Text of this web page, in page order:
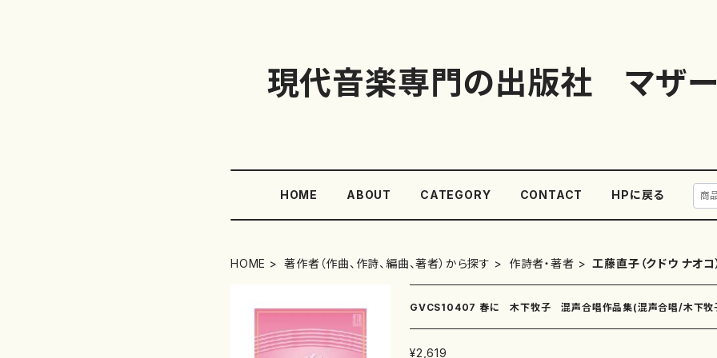
現代音楽専門の出版社 マザ
HOME ABOUT CATEGORY CONTACT HPに戻る
HOME 著作者（作曲、作詩、編曲、著者）から探す 作詩者・著者 工藤直子（クドウ ナオコ
GVCS10407 春に 木下牧子 混声合唱作品集(混声合唱/木下
¥2,619